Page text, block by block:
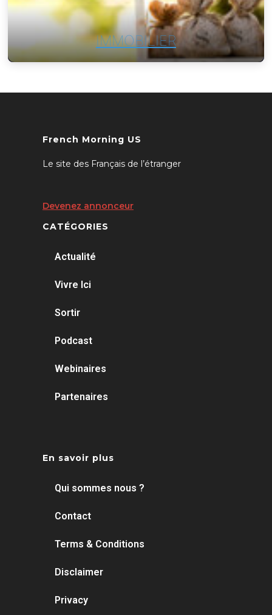
IMMOBILIER
French Morning US
Le site des Français de l’étranger
Devenez annonceur
CATÉGORIES
Actualité
Vivre Ici
Sortir
Podcast
Webinaires
Partenaires
En savoir plus
Qui sommes nous ?
Contact
Terms & Conditions
Disclaimer
Privacy